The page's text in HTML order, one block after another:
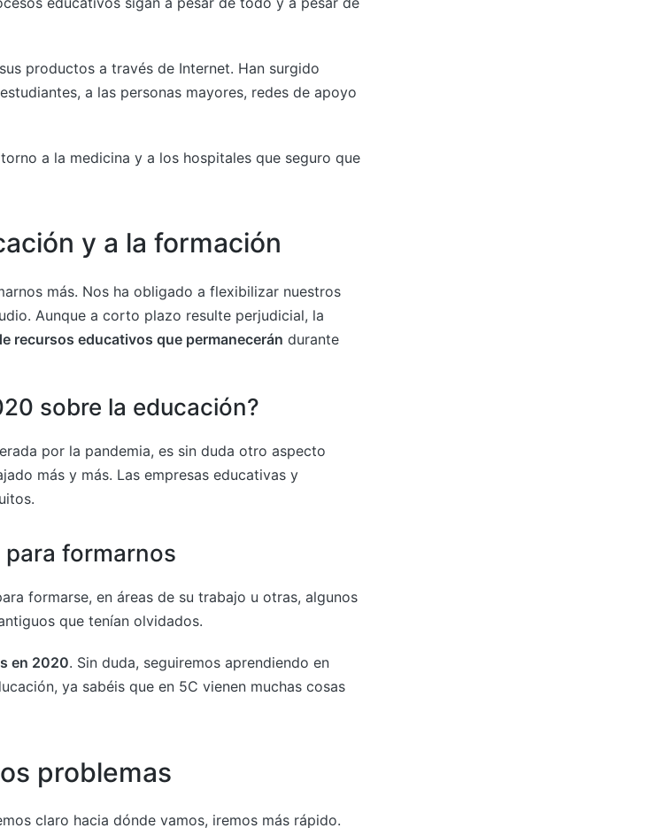
productos a través de Internet. Han surgido
a las personas mayores, redes de apoyo
a la medicina y a los hospitales que seguro que
y a la formación
más. Nos ha obligado a flexibilizar nuestros
Aunque a corto plazo resulte perjudicial, la
recursos educativos que permanecerán durante
sobre la educación?
por la pandemia, es sin duda otro aspecto
más y más. Las empresas educativas y
formarnos
formarse, en áreas de su trabajo u otras, algunos
que tenían olvidados.
en 2020. Sin duda, seguiremos aprendiendo en
ya sabéis que en 5C vienen muchas cosas
problemas
claro hacia dónde vamos, iremos más rápido.